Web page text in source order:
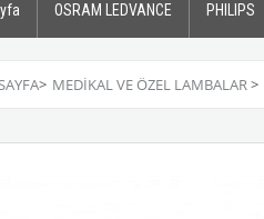
OSRAM LEDVANCE PHILIPS
> MEDİKAL VE ÖZEL LAMBALAR>